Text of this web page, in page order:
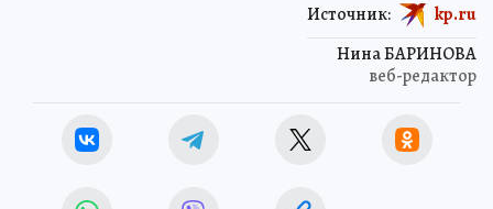
Нина БАРИНОВА
веб-редактор
Источник: kp.ru